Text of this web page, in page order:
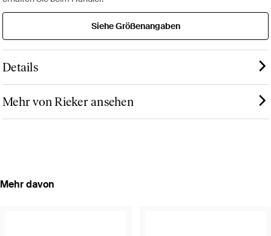
Siehe Größenangaben
Details
Mehr von Rieker ansehen
Mehr davon